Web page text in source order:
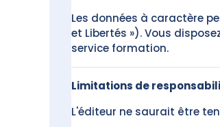
Les données à caractère
et Libertés »). Vous
service formation.
Limitations de
L'éditeur ne saurait être